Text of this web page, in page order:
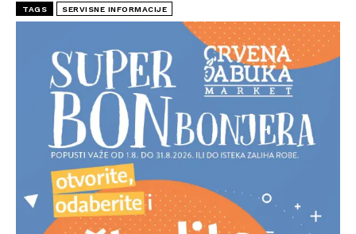
TAGS SERVISNE INFORMACIJE